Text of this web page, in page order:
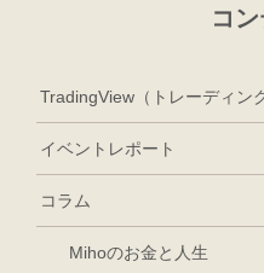
コ
TradingView（トレーディン
イベントレポート
コラム
Mihoのお金と人生